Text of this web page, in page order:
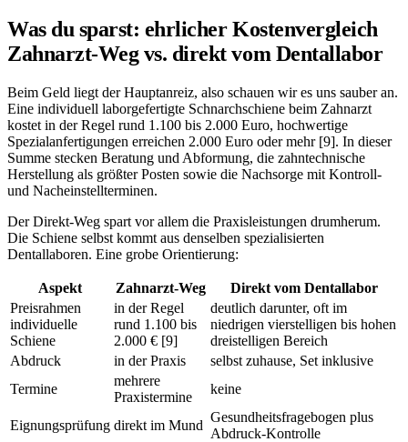
Was du sparst: ehrlicher Kostenvergleich
Zahnarzt-Weg vs. direkt vom Dentallabor
Beim Geld liegt der Hauptanreiz, also schauen wir es uns sauber an.
Eine individuell laborgefertigte Schnarchschiene beim Zahnarzt
kostet in der Regel rund 1.100 bis 2.000 Euro, hochwertige
Spezialanfertigungen erreichen 2.000 Euro oder mehr [9]. In dieser
Summe stecken Beratung und Abformung, die zahntechnische
Herstellung als größter Posten sowie die Nachsorge mit Kontroll-
und Nacheinstellterminen.
Der Direkt-Weg spart vor allem die Praxisleistungen drumherum.
Die Schiene selbst kommt aus denselben spezialisierten
Dentallaboren. Eine grobe Orientierung:
Aspekt Zahnarzt-Weg
Direkt vom Dentallabor
Preisrahmen
individuelle
Schiene
in der Regel
rund 1.100 bis
2.000 € [9]
deutlich darunter, oft im
niedrigen vierstelligen bis hohen
dreistelligen Bereich
Abdruck
in der Praxis
selbst zuhause, Set inklusive
Termine
mehrere
Praxistermine
keine
Eignungsprüfung direkt im Mund
Gesundheitsfragebogen plus
Abdruck-Kontrolle